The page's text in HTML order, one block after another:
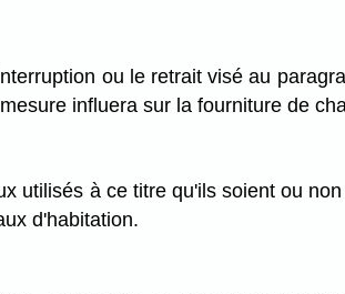
ou le retrait visé au
influera sur la fourniture de
utilisés à ce titre qu'ils soient ou
d'habitation.